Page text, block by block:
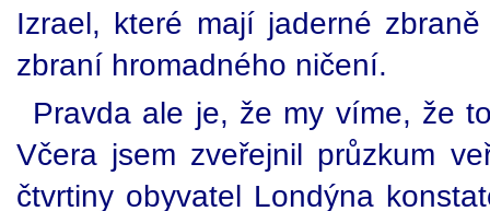
Izrael, které mají jaderné
zbraní hromadného ničení.
Pravda ale je, že my víme, že
Včera jsem zveřejnil průzkum
čtvrtiny obyvatel Londýna